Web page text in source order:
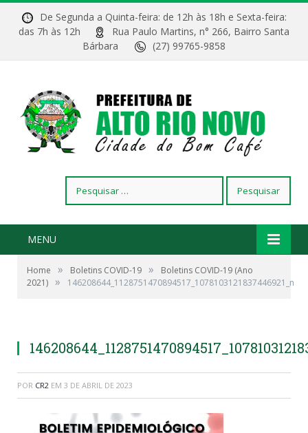
De Segunda a Quinta-feira: de 12h às 18h e Sexta-feira:
das 7h às 12h
Rua Paulo Martins, n° 266, Bairro Santa
Bárbara
(27) 99765-9858
por:
MENU
Home » Boletins COVID-19 »
Boletins COVID-19 (Ano
2021) » 146208644_1128751470894517_1078103121837446921_n
POR CR2 EM 3 DE ABRIL DE 2023